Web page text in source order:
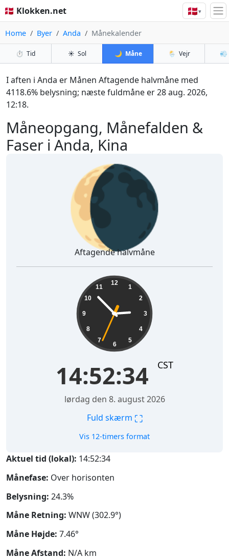
🇩🇰 Klokken.net 🇩🇰▾
Home Byer Anda Månekalender
⏱️ Tid ☀️ Sol 🌙 Måne 🌦️ Vejr 💨
Måneopgang, Månefalden &
Faser i Anda, Kina
I aften i Anda er Månen Aftagende halvmåne med
4118.6% belysning; næste fuldmåne er 28 aug. 2026,
12:18.
🌘
Aftagende halvmåne
12
1
2
3
4
5
6
7
8
9
10
11
14:52:35 CST
lørdag den 8. august 2026
Fuld skærm ⛶
Vis 12-timers format
Aktuel tid (lokal): 14:52:35
Månefase: Over horisonten
Belysning: 24.3%
Måne Retning: WNW (302.9°)
Måne Højde: 7.46°
Måne Afstand: N/A km